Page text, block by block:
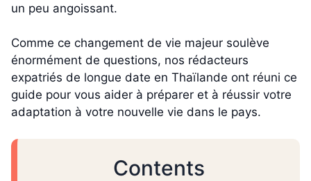
un peu angoissant.
Comme ce changement de vie majeur soulève
énormément de questions, nos rédacteurs
expatriés de longue date en Thaïlande ont réuni ce
guide pour vous aider à préparer et à réussir votre
adaptation à votre nouvelle vie dans le pays.
Contents